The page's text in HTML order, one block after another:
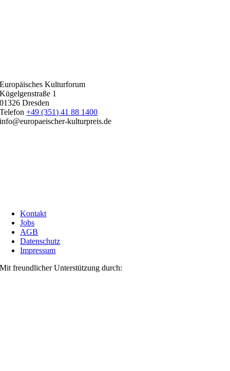
Europäisches Kulturforum
Kügelgenstraße 1
01326 Dresden
Telefon+49 (351) 41 88 1400
info@europaeischer-kulturpreis.de
Kontakt
Jobs
AGB
Datenschutz
Impressum
Mit freundlicher Unterstützung durch: